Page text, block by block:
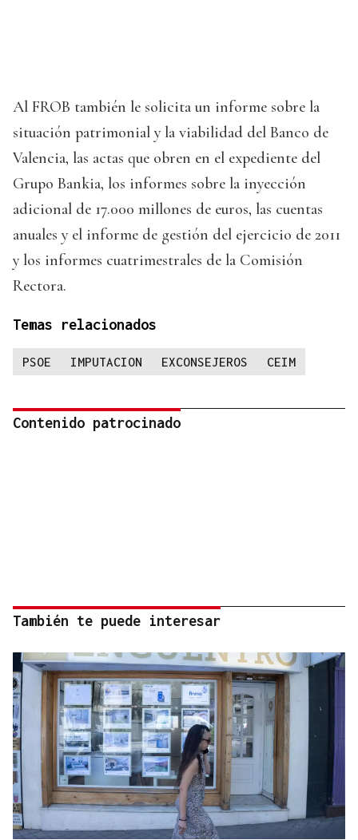
Al FROB también le solicita un informe sobre la
situación patrimonial y la viabilidad del Banco de
Valencia, las actas que obren en el expediente del
Grupo Bankia, los informes sobre la inyección
adicional de 17.000 millones de euros, las cuentas
anuales y el informe de gestión del ejercicio de 2011
y los informes cuatrimestrales de la Comisión
Rectora.
Temas relacionados
PSOE IMPUTACION EXCONSEJEROS CEIM
Contenido patrocinado
También te puede interesar